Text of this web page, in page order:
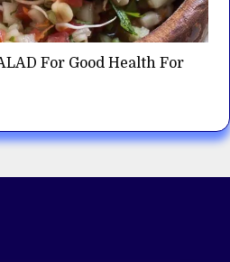
For Good Health For